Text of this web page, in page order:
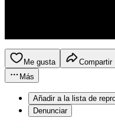
Me gusta Compartir
Más
Añadir a la lista de
Denunciar